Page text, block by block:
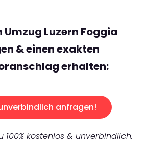
Umzug Luzern Foggia
& einen exakten
erhalten:
anfragen!
100% kostenlos & unverbindlich.